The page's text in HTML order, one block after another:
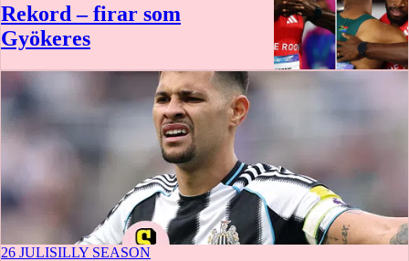
Rekord – firar som
Gyökeres
26 JULISILLY SEASON